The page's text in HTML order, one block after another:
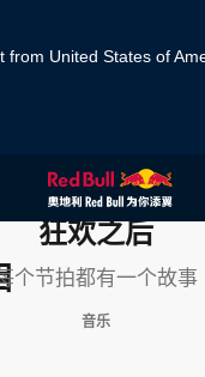
from United States of
狂欢之后
个节拍都有一个故事
音乐